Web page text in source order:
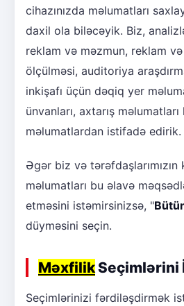
cihazınızda məlumatları
daxil ola biləcəyik. Biz,
reklam və məzmun, reklam
ölçülməsi, auditoriya
inkişafı üçün dəqiq yer
ünvanları, axtarış
məlumatlardan istifadə edirik.
Əgər biz və
məlumatları bu əlavə
etməsini istəmirsinizsə, "
düyməsini seçin.
MəxfilikSeçimlərini
Seçimlərinizi fərdiləşdirmək